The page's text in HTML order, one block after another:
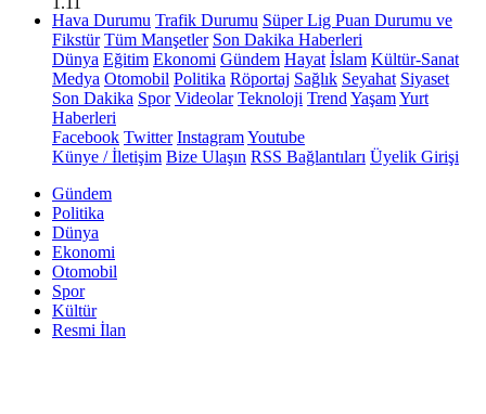
Hava Durumu Trafik Durumu Süper Lig Puan Durumu ve
Fikstür Tüm Manşetler Son Dakika Haberleri
Dünya Eğitim Ekonomi Gündem Hayat İslam Kültür-Sanat
Medya Otomobil Politika Röportaj Sağlık Seyahat Siyaset
Son Dakika Spor Videolar Teknoloji Trend YaşamYurt
Haberleri
Facebook Twitter InstagramYoutube
Künye / İletişim Bize Ulaşın RSS Bağlantıları Üyelik Girişi
Gündem
Politika
Dünya
Ekonomi
Otomobil
Spor
Kültür
Resmi İlan